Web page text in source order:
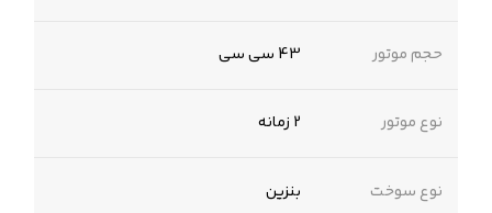
حجم موتور 43 سی سی
نوع موتور 2 زمانه
نوع سوخت بنزین